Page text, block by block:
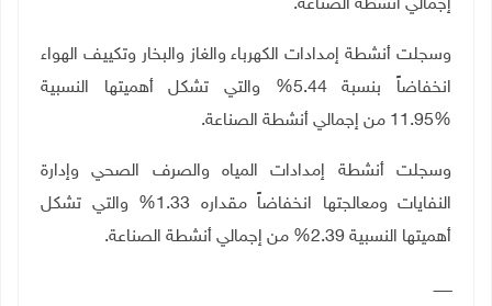
إجمالي أنشطة ‏الصناعة.‏
وسجلت أنشطة إمدادات الكهرباء والغاز والبخار وتكييف الهواء
انخفاضاً بنسبة 5.44% والتي تشكل أهميتها النسبية
وسجلت أنشطة إمدادات المياه والصرف الصحي وإدارة
النفايات ومعالجتها انخفاضاً مقداره 1.33% والتي تشكل
أهميتها النسبية 2.39% من إجمالي أنشطة الصناعة.
ــــــــ